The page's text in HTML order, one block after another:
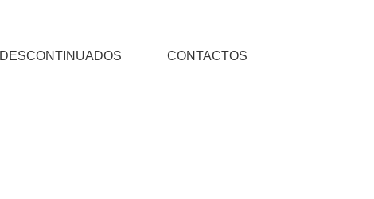
DESCONTINUADOS CONTACTOS